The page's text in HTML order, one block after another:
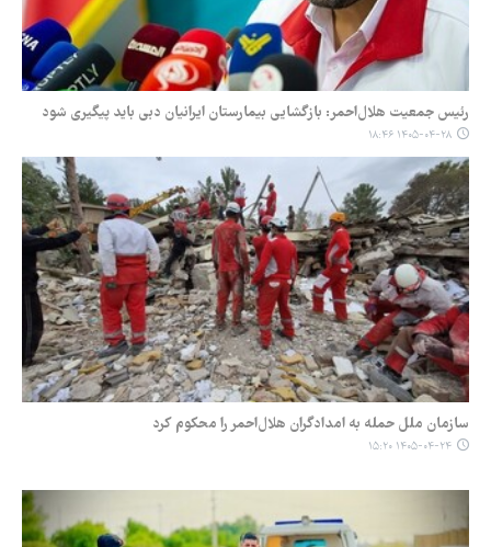
رئیس جمعیت هلال‌احمر: بازگشایی بیمارستان ایرانیان دبی باید پیگیری شود
۱۴۰۵-۰۴-۲۸ ۱۸:۴۶
سازمان ملل حمله به امدادگران هلال‌احمر را محکوم کرد
۱۴۰۵-۰۴-۲۴ ۱۵:۲۰